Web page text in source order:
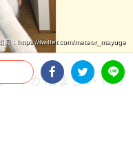
典 : https://twitter.com/meteor_mayuge
ドが凄まじい！飼